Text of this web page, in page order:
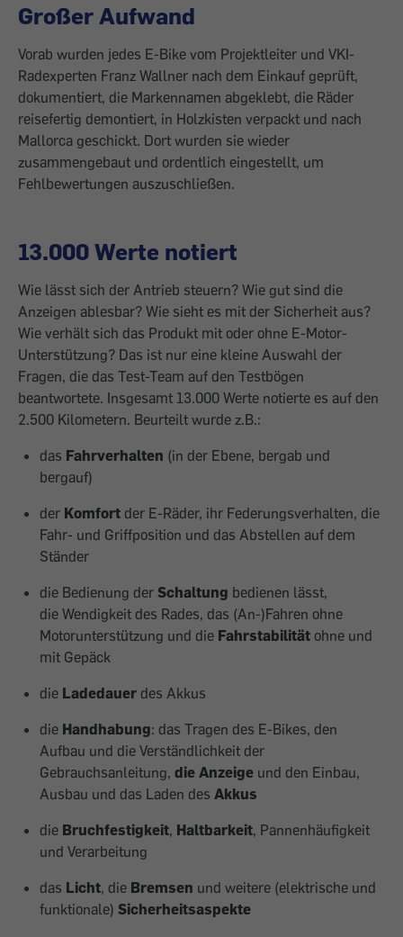
Großer Aufwand
Vorab wurden jedes E-Bike vom Projektleiter und VKI-
Radexperten Franz Wallner nach dem Einkauf geprüft,
dokumentiert, die Markennamen abgeklebt, die Räder
reisefertig demontiert, in Holzkisten verpackt und nach
Mallorca geschickt. Dort wurden sie wieder
zusammengebaut und ordentlich eingestellt, um
Fehlbewertungen auszuschließen.
13.000 Werte notiert
Wie lässt sich der Antrieb steuern? Wie gut sind die
Anzeigen ablesbar? Wie sieht es mit der Sicherheit aus?
Wie verhält sich das Produkt mit oder ohne E-Motor-
Unterstützung? Das ist nur eine kleine Auswahl der
Fragen, die das Test-Team auf den Testbögen
beantwortete. Insgesamt 13.000 Werte notierte es auf den
2.500 Kilometern. Beurteilt wurde z.B.:
das Fahrverhalten (in der Ebene, bergab und
bergauf)
der Komfort der E-Räder, ihr Federungsverhalten, die
Fahr- und Griffposition und das Abstellen auf dem
Ständer
die Bedienung der Schaltung bedienen lässt,
die Wendigkeit des Rades, das (An-)Fahren ohne
Motorunterstützung und die Fahrstabilität ohne und
mit Gepäck
die Ladedauer des Akkus
die Handhabung: das Tragen des E-Bikes, den
Aufbau und die Verständlichkeit der
Gebrauchsanleitung, die Anzeige und den Einbau,
Ausbau und das Laden des Akkus
die Bruchfestigkeit, Haltbarkeit, Pannenhäufigkeit
und Verarbeitung
das Licht, die Bremsen und weitere (elektrische und
funktionale) Sicherheitsaspekte